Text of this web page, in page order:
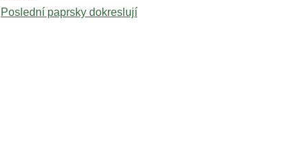
Poslední paprsky dokreslují